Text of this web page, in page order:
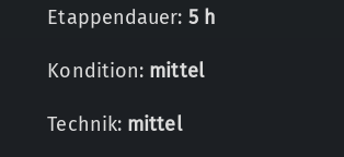
Etappendauer: 5 h
Kondition: mittel
Technik: mittel